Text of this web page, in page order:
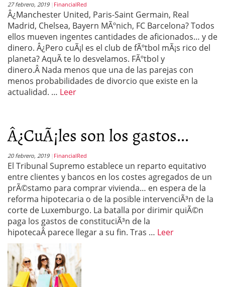
27 febrero, 2019 FinancialRed
Â¿Manchester United, Paris-Saint Germain, Real
Madrid, Chelsea, Bayern MÃºnich, FC Barcelona? Todos
ellos mueven ingentes cantidades de aficionados… y de
dinero. Â¿Pero cuÃ¡l es el club de fÃºtbol mÃ¡s rico del
planeta? AquÃ­ te lo desvelamos. FÃºtbol y
dinero.Â Nada menos que una de las parejas con
menos probabilidades de divorcio que existe en la
actualidad. … Leer
Â¿CuÃ¡les son los gastos...
20 febrero, 2019 FinancialRed
El Tribunal Supremo establece un reparto equitativo
entre clientes y bancos en los costes agregados de un
prÃ©stamo para comprar vivienda… en espera de la
reforma hipotecaria o de la posible intervenciÃ³n de la
corte de Luxemburgo. La batalla por dirimir quiÃ©n
paga los gastos de constituciÃ³n de la
hipotecaÂ parece llegar a su fin. Tras … Leer